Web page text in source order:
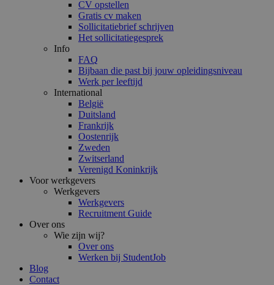
CV opstellen
Gratis cv maken
Sollicitatiebrief schrijven
Het sollicitatiegesprek
Info
FAQ
Bijbaan die past bij jouw opleidingsniveau
Werk per leeftijd
International
België
Duitsland
Frankrijk
Oostenrijk
Zweden
Zwitserland
Verenigd Koninkrijk
Voor werkgevers
Werkgevers
Werkgevers
Recruitment Guide
Over ons
Wie zijn wij?
Over ons
Werken bij StudentJob
Blog
Contact